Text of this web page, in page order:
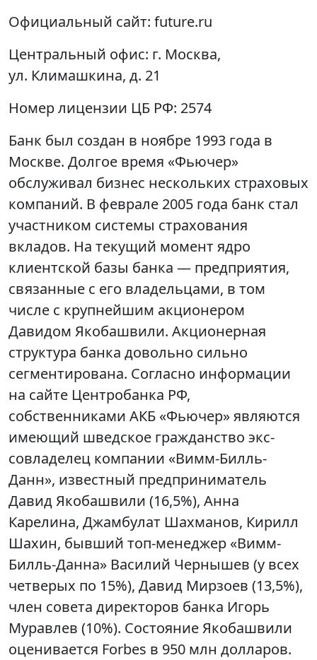
Официальный сайт: future.ru
Центральный офис: г. Москва,
ул. Климашкина, д. 21
Номер лицензии ЦБ РФ: 2574
Банк был создан в ноябре 1993 года в
Москве. Долгое время «Фьючер»
обслуживал бизнес нескольких страховых
компаний. В феврале 2005 года банк стал
участником системы страхования
вкладов. На текущий момент ядро
клиентской базы банка — предприятия,
связанные с его владельцами, в том
числе с крупнейшим акционером
Давидом Якобашвили. Акционерная
структура банка довольно сильно
сегментирована. Согласно информации
на сайте Центробанка РФ,
собственниками АКБ «Фьючер» являются
имеющий шведское гражданство экс-
совладелец компании «Вимм-Билль-
Данн», известный предприниматель
Давид Якобашвили (16,5%), Анна
Карелина, Джамбулат Шахманов, Кирилл
Шахин, бывший топ-менеджер «Вимм-
Билль-Данна» Василий Чернышев (у всех
четверых по 15%), Давид Мирзоев (13,5%),
член совета директоров банка Игорь
Муравлев (10%). Состояние Якобашвили
оценивается Forbes в 950 млн долларов.